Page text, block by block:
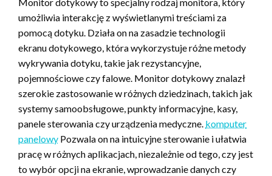
umożliwia interakcję z wyświetlanymi treściami za
pomocą dotyku. Działa on na zasadzie technologii
ekranu dotykowego, która wykorzystuje różne metody
wykrywania dotyku, takie jak rezystancyjne,
pojemnościowe czy falowe. Monitor dotykowy znalazł
szerokie zastosowanie w różnych dziedzinach, takich jak
systemy samoobsługowe, punkty informacyjne, kasy,
panele sterowania czy urządzenia medyczne. komputer
panelowy Pozwala on na intuicyjne sterowanie i ułatwia
pracę w różnych aplikacjach, niezależnie od tego, czy jest
to wybór opcji na ekranie, wprowadzanie danych czy